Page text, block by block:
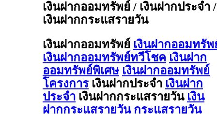
เงินฝากออมทรัพย์ / เงินฝากประจำ /
เงินฝากกระแสรายวัน
เงินฝากออมทรัพย์ เงินฝากออมทรัพ
เงินฝากออมทรัพย์ทวีโชค เงินฝาก
ออมทรัพย์พิเศษ เงินฝากออมทรัพย์
โครงการ เงินฝากประจำ เงินฝาก
ประจำ เงินฝากกระแสรายวัน เงิน
ฝากกระแสรายวัน กระแสรายวัน